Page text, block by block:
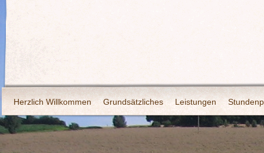
Herzlich Willkommen Grundsätzliches Leistungen